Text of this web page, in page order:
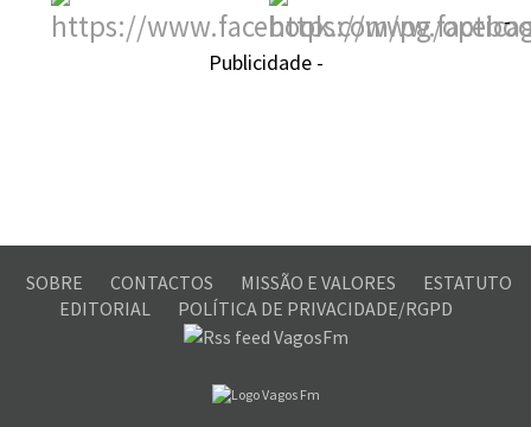
-
Publicidade -
SOBRE CONTACTOS MISSÃO E VALORES
ESTATUTO
EDITORIAL
POLÍTICA DE PRIVACIDADE/RGPD